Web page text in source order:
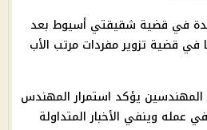
في قضية شقيقتي أسيوط بعد
في قضية تزوير مفردات مرتب الأب
المهندسين يؤكد استمرار المهندس
عمله وينفي الأخبار المتداولة